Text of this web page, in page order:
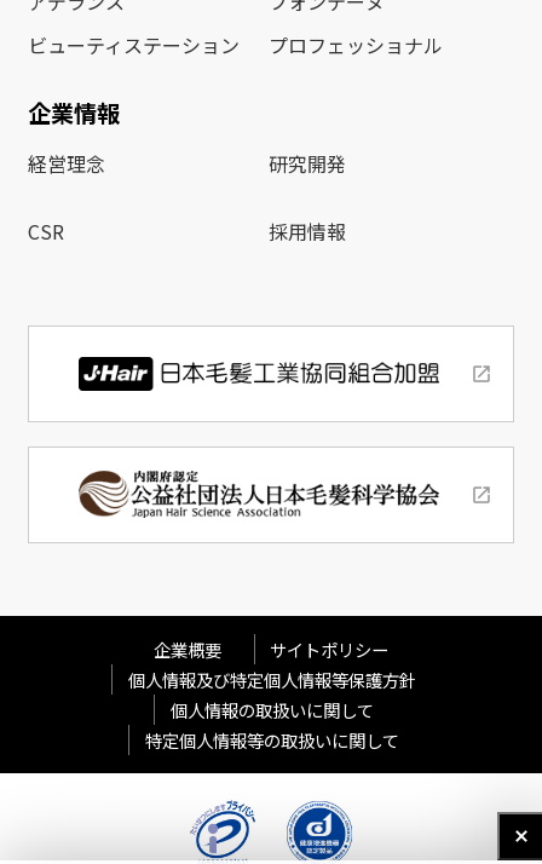
ビューティステーション
プロフェッショナル
企業情報
経営理念 研究開発
CSR 採用情報
企業概要
サイトポリシー
個人情報及び特定個人情報等保護方針
個人情報の取扱いに関して
特定個人情報等の取扱いに関して